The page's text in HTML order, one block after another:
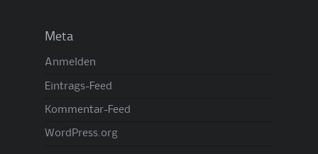
Meta
Anmelden
Eintrags-Feed
Kommentar-Feed
WordPress.org